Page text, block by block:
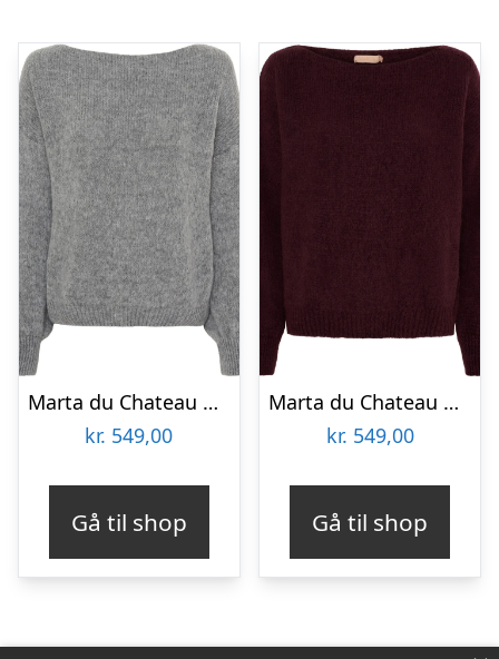
Marta du Chateau dame strik MdcRosa 5102 – Grey2901
kr. 549,00
Gå til shop
Marta du Chateau dame strik MdcRosa 5102 – Melanzana
kr. 549,00
Gå til shop